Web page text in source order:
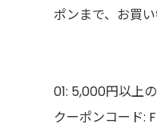
ポンまで、お買
01: 5,000円以上
クーポンコード: